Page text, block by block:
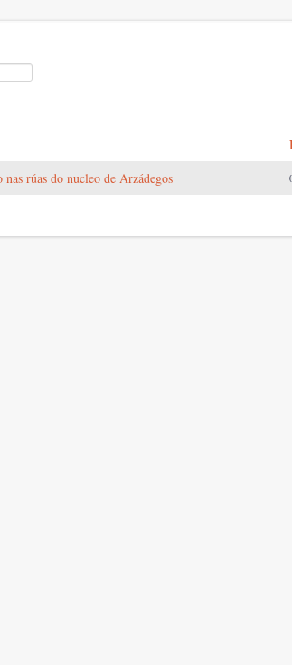
rúas do nucleo de Arzádegos